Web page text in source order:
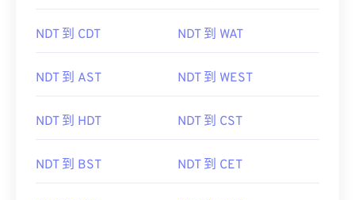
NDT 到 CDT NDT 到 WAT
NDT 到 AST NDT 到 WEST
NDT 到 HDT NDT 到 CST
NDT 到 BST NDT 到 CET